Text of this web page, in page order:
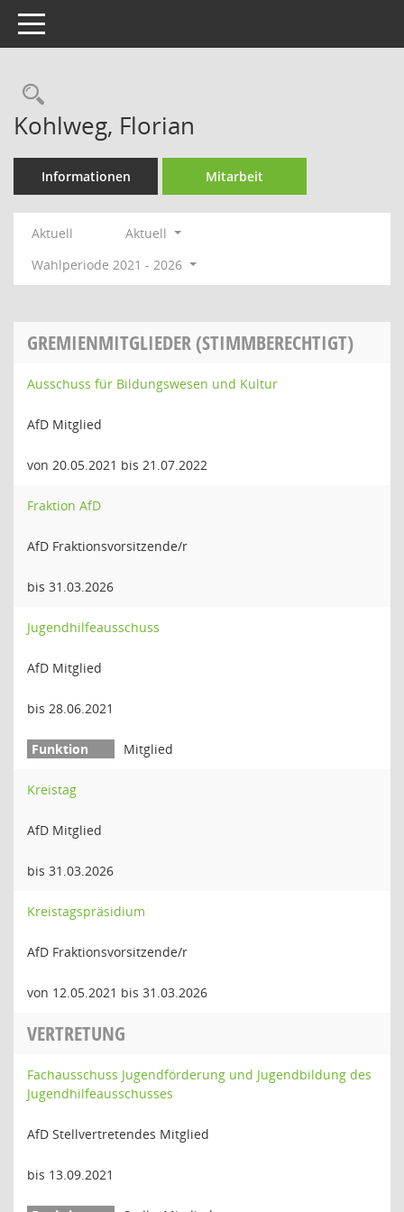
Toggle navigation
Rechercheauswahl
Kohlweg, Florian
Informationen Mitarbeit
Aktuell
Aktuell
Wahlperiode 2021 - 2026
GREMIENMITGLIEDER (STIMMBERECHTIGT)
Ausschuss für Bildungswesen und Kultur
AfD Mitglied
von 20.05.2021 bis 21.07.2022
Fraktion AfD
AfD Fraktionsvorsitzende/r
bis 31.03.2026
Jugendhilfeausschuss
AfD Mitglied
bis 28.06.2021
Mitglied
Kreistag
AfD Mitglied
bis 31.03.2026
Kreistagspräsidium
AfD Fraktionsvorsitzende/r
von 12.05.2021 bis 31.03.2026
VERTRETUNG
Fachausschuss Jugendförderung und Jugendbildung des
Jugendhilfeausschusses
AfD Stellvertretendes Mitglied
bis 13.09.2021